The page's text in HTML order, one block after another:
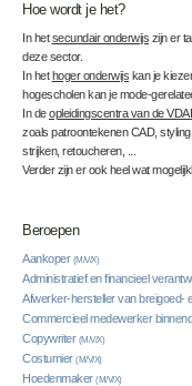
Hoe wordt je het?
In hetsecundair onderwijs zijn er
deze sector.
In het hoger onderwijs kan je
hogescholen kan je mode-
In deopleidingscentra van de
zoals patroontekenen CAD,
strijken, retoucheren, ...
Verder zijn er ook heel wat
Beroepen
Aankoper (M/V/X)
Administratief en financieel
Afwerker-hersteller van breigoed-
Commercieel medewerker
Copywriter (M/V/X)
Costumier (M/V/X)
Hoedenmaker (M/V/X)